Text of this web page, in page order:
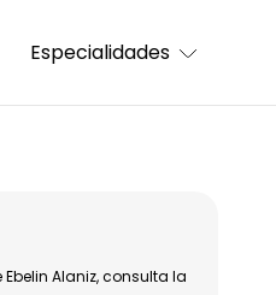
Especialidades
Alaniz, consulta la